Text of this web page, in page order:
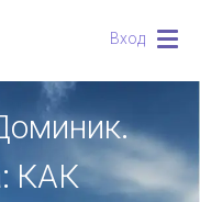
Вход
КАК